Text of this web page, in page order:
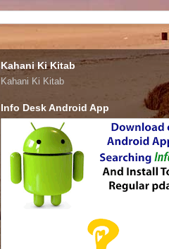
Kahani Ki Kitab
Kahani Ki Kitab
Info Desk Android App